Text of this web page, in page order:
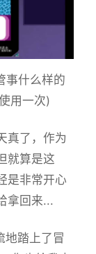
事什么样的
用一次)
真了，作为
就算是这
是非常开心
拿回来...
地踏上了冒